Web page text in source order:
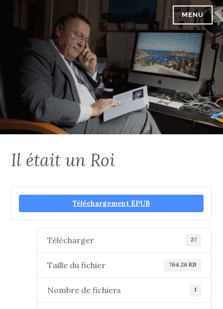
contenu
PASCAL VREBOS MENU
Il était un Roi
Téléchargement EPUB
Télécharger 27
Taille du fichier 764.26 KB
Nombre de fichiers 1